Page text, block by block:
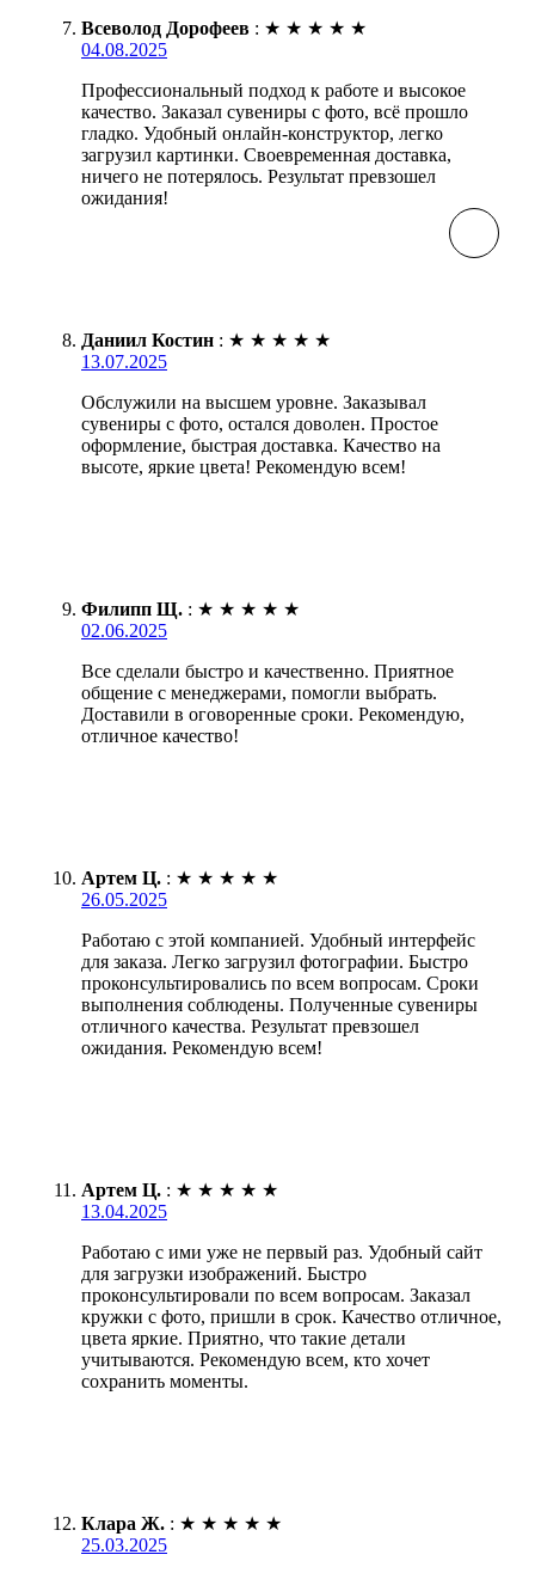
Всеволод Дорофеев : ★ ★ ★ ★ ★
04.08.2025
Профессиональный подход к работе и высокое
качество. Заказал сувениры с фото, всё прошло
гладко. Удобный онлайн-конструктор, легко
загрузил картинки. Своевременная доставка,
ничего не потерялось. Результат превзошел
ожидания!
Даниил Костин : ★ ★ ★ ★ ★
13.07.2025
Обслужили на высшем уровне. Заказывал
сувениры с фото, остался доволен. Простое
оформление, быстрая доставка. Качество на
высоте, яркие цвета! Рекомендую всем!
Филипп Щ. : ★ ★ ★ ★ ★
02.06.2025
Все сделали быстро и качественно. Приятное
общение с менеджерами, помогли выбрать.
Доставили в оговоренные сроки. Рекомендую,
отличное качество!
Артем Ц. : ★ ★ ★ ★ ★
26.05.2025
Работаю с этой компанией. Удобный интерфейс
для заказа. Легко загрузил фотографии. Быстро
проконсультировались по всем вопросам. Сроки
выполнения соблюдены. Полученные сувениры
отличного качества. Результат превзошел
ожидания. Рекомендую всем!
Артем Ц. : ★ ★ ★ ★ ★
13.04.2025
Работаю с ими уже не первый раз. Удобный сайт
для загрузки изображений. Быстро
проконсультировали по всем вопросам. Заказал
кружки с фото, пришли в срок. Качество отличное,
цвета яркие. Приятно, что такие детали
учитываются. Рекомендую всем, кто хочет
сохранить моменты.
Клара Ж. : ★ ★ ★ ★ ★
25.03.2025